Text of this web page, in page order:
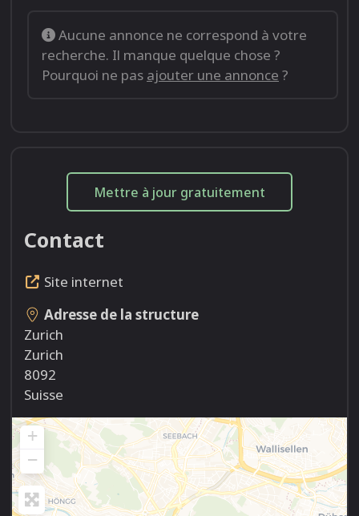
Aucune annonce ne correspond à votre
recherche. Il manque quelque chose ?
Pourquoi ne pas ajouter une annonce ?
Mettre à jour gratuitement
Contact
Site internet
Adresse de la structure
Zurich
Zurich
8092
Suisse
+
−